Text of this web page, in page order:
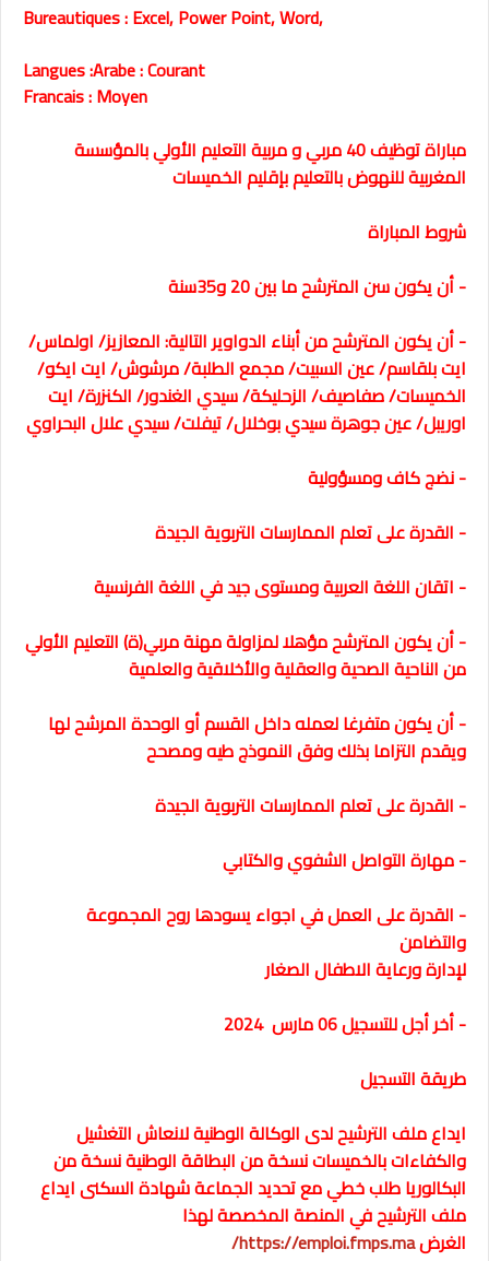
Bureautiques : Excel, Power Point, Word,
Langues :Arabe : Courant
Francais : Moyen
مباراة توظيف 40 مربي و مربية التعليم الأولي بالمؤسسة
المغربية للنهوض بالتعليم بإقليم الخميسات
شروط المباراة
- أن يكون سن المترشح ما بين 20 و35سنة
- أن يكون المترشح من أبناء الدواوير التالية:المعازيز/ اولماس/
ايت بلقاسم/ عين السبيت/ مجمع الطلبة/ مرشوش/ ايت ايكو/
الخميسات/ صفاصيف/ الزحليكة/ سيدي الغندور/ الكنزرة/ ايت
اوريبل/ عين جوهرة سيدي بوخلال/ تيفلت/ سيدي علال البحراوي
- نضج كاف ومسؤولية
- القدرة على تعلم الممارسات التربوية الجيدة
- اتقان اللغة العربية ومستوى جيد في اللغة الفرنسية
- أن يكون المترشح مؤهلا لمزاولة مهنة مربي(ة) التعليم الأولي
من الناحية الصحية والعقلية والأخلاقية والعلمية
- أن يكون متفرغا لعمله داخل القسم أو الوحدة المرشح لها
ويقدم التزاما بذلك وفق النموذج طيه ومصحح
- القدرة على تعلم الممارسات التربوية الجيدة
- مهارة التواصل الشفوي والكتابي
- القدرة على العمل في اجواء يسودها روح المجموعة
والتضامن
لإدارة ورعاية الاطفال الصغار
- أخر أجل للتسجيل06 مارس 2024
طريقة التسجيل
ايداع ملف الترشيح لدى الوكالة الوطنية لانعاش التغشيل
والكفاءات بالخميسات نسخة من البطاقة الوطنية نسخة من
البكالوريا طلب خطي مع تحديد الجماعة شهادة السكنى ايداع
ملف الترشيح في المنصة المخصصة لهذا
الغرضhttps://emploi.fmps.ma/